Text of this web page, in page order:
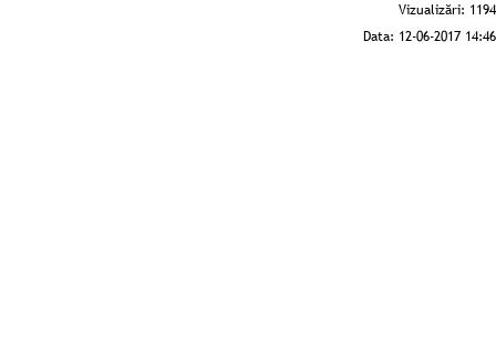
Vizualizări: 1194
Data: 12-06-2017 14:46